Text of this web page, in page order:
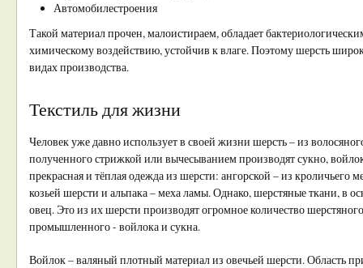
Автомобилестроения
Такой материал прочен, малоистираем, обладает
химическому воздействию, устойчив к влаге. Поэтому шерсть
видах производства.
Текстиль для жизни
Человек уже давно использует в своей жизни шерсть – из
полученного стрижкой или вычесыванием производят сукно,
прекрасная и тёплая одежда из шерсти: ангорской – из кроличьего
козьей шерсти и альпака – меха ламы. Однако, шерстяные ткани, в
овец. Это из их шерсти производят огромное количество
промышленного - войлока и сукна.
Войлок – валяный плотный материал из овечьей шерсти. Область